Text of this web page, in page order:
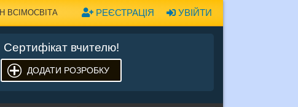
УВІЙТИ
РЕЄСТРАЦІЯ
ВСІМОСВІТА
Сертифікат вчителю!
ДОДАТИ РОЗРОБКУ